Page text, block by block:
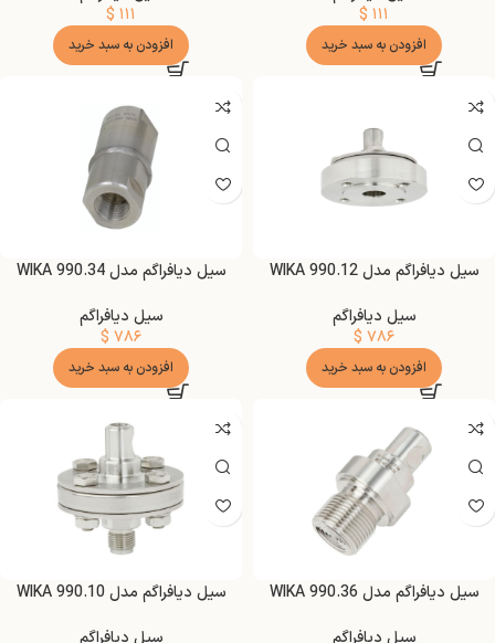
$ ۱۱۱
افزودن به سبد خرید
$ ۱۱۱
افزودن به سبد خرید
سیل دیافراگم مدل WIKA 990.12
سیل دیافراگم
$ ۷۸۶
افزودن به سبد خرید
سیل دیافراگم مدل WIKA 990.34
سیل دیافراگم
$ ۷۸۶
افزودن به سبد خرید
سیل دیافراگم مدل WIKA 990.36
سیل دیافراگم
سیل دیافراگم مدل WIKA 990.10
سیل دیافراگم